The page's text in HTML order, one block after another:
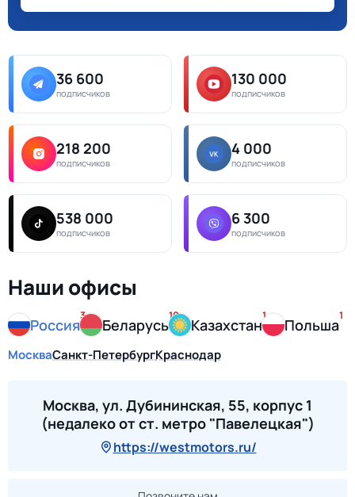
36 600
подписчиков
130 000
подписчиков
218 200
подписчиков
4 000
подписчиков
538 000
подписчиков
6 300
подписчиков
Наши офисы
Россия
3
Беларусь
10
Казахстан
1
Польша
1
МоскваСанкт-ПетербургКраснодар
Москва, ул. Дубининская, 55, корпус 1
(недалеко от ст. метро "Павелецкая")
https://westmotors.ru/